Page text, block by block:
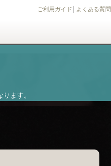
ご利用ガイド よくある質問
ます。